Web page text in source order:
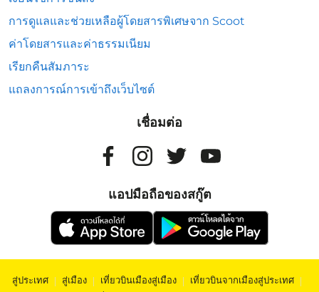
การดูแลและช่วยเหลือผู้โดยสารพิเศษจาก Scoot
ค่าโดยสารและค่าธรรมเนียม
เรียกคืนสัมภาระ
แถลงการณ์การเข้าถึงเว็บไซต์
เชื่อมต่อ
แอปมือถือของสกู๊ต
สู่ประเทศ | สู่เมือง | เที่ยวบินเมืองสู่เมือง | เที่ยวบินจากเมืองสู่ประเทศ |